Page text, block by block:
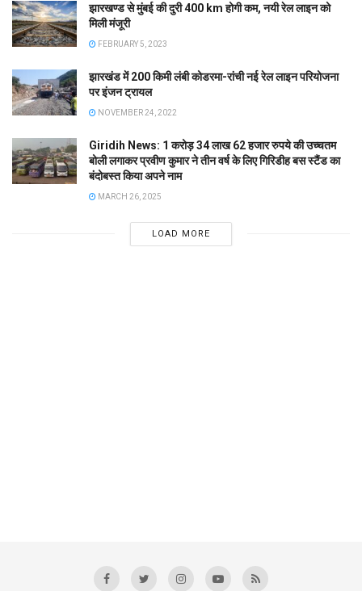
झारखण्ड से मुंबई की दुरी 400 km होगी कम, नयी रेल लाइन को
मिली मंजूरी
FEBRUARY 5, 2023
झारखंड में 200 किमी लंबी कोडरमा-रांची नई रेल लाइन परियोजना
पर इंजन ट्रायल
NOVEMBER 24, 2022
Giridih News: 1 करोड़ 34 लाख 62 हजार रुपये की उच्चतम
बोली लगाकर प्रवीण कुमार ने तीन वर्ष के लिए गिरिडीह बस स्टैंड का
बंदोबस्त किया अपने नाम
MARCH 26, 2025
LOAD MORE